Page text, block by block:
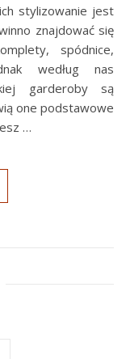
stylizowanie jest
znajdować się
spódnice,
według nas
garderoby są
one podstawowe
…